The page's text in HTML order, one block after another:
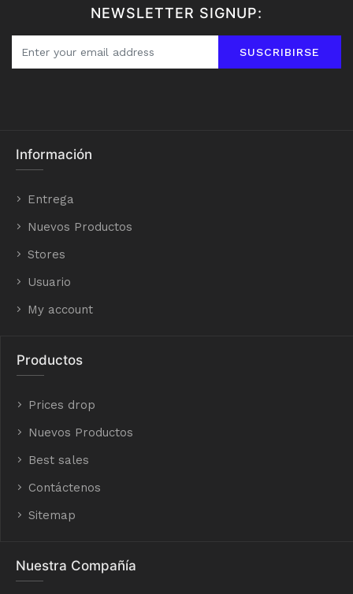
NEWSLETTER SIGNUP:
SUSCRIBIRSE
Información
Entrega
Nuevos Productos
Stores
Usuario
My account
Productos
Prices drop
Nuevos Productos
Best sales
Contáctenos
Sitemap
Nuestra Compañía